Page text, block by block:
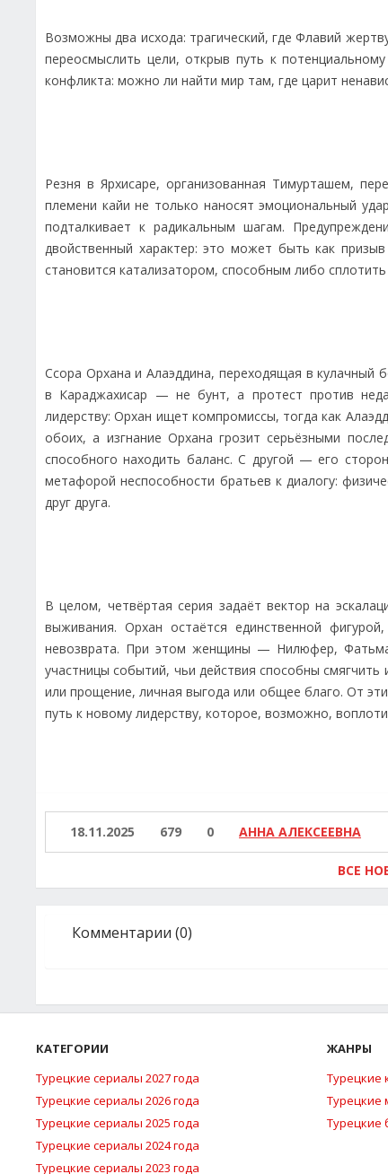
Возможны два исхода: трагический, где Флавий
переосмыслить цели, открыв путь к
конфликта: можно ли найти мир там, где царит
Резня в Ярхисаре, организованная Тимурташем,
племени кайи не только наносят эмоциональный
подталкивает к радикальным шагам.
двойственный характер: это может быть как
становится катализатором, способным либо
Ссора Орхана и Алаэддина, переходящая в кулачный
в Караджахисар — не бунт, а протест против
лидерству: Орхан ищет компромиссы, тогда как
обоих, а изгнание Орхана грозит серьёзными
способного находить баланс. С другой — его
метафорой неспособности братьев к диалогу:
друг друга.
В целом, четвёртая серия задаёт вектор на
выживания. Орхан остаётся единственной
невозврата. При этом женщины — Нилюфер,
участницы событий, чьи действия способны
или прощение, личная выгода или общее благо. От
путь к новому лидерству, которое, возможно,
18.11.2025 679 0 АННА АЛЕКСЕЕВНА
ВСЕ
Комментарии (0)
КАТЕГОРИИ
Турецкие сериалы 2027 года
Турецкие сериалы 2026 года
Турецкие сериалы 2025 года
Турецкие сериалы 2024 года
Турецкие сериалы 2023 года
ЖАНРЫ
Турецкие
Турецкие
Турецкие